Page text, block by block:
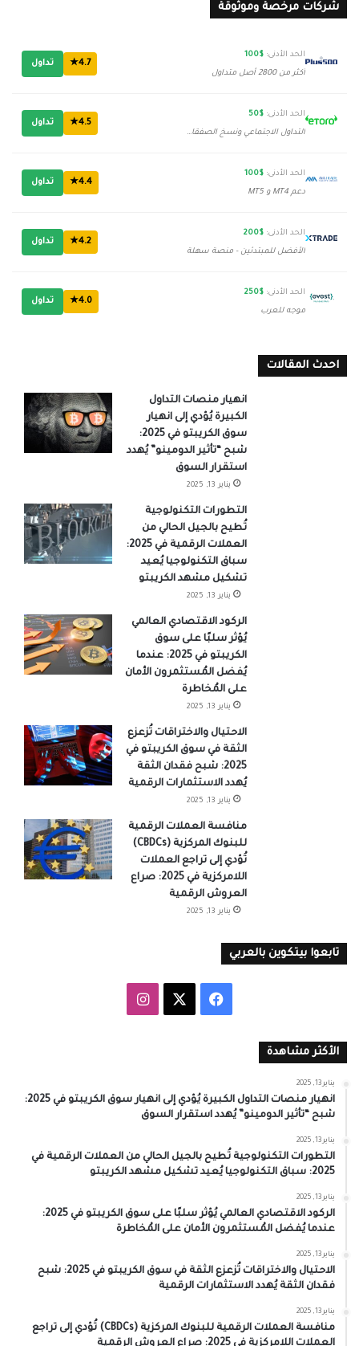
شركات مرخصة وموثوقة
الحد الأدنى: $100
أكثر من 2800 أصل متداول
4.7★ تداول
الحد الأدنى: $50
التداول الاجتماعي ونسخ الصفقات
4.5★ تداول
الحد الأدنى: $100
دعم MT4 و MT5
4.4★ تداول
الحد الأدنى: $200
الأفضل للمبتدئين - منصة سهلة
4.2★ تداول
الحد الأدنى: $250
موجه للعرب
4.0★ تداول
احدث المقالات
انهيار منصات التداول
الكبيرة يُؤدي إلى انهيار
سوق الكريبتو في 2025:
شبح “تأثير الدومينو” يُهدد
استقرار السوق
يناير 13, 2025
التطورات التكنولوجية
تُطيح بالجيل الحالي من
العملات الرقمية في 2025:
سباق التكنولوجيا يُعيد
تشكيل مشهد الكريبتو
يناير 13, 2025
الركود الاقتصادي العالمي
يُؤثر سلبًا على سوق
الكريبتو في 2025: عندما
يُفضل المُستثمرون الأمان
على المُخاطرة
يناير 13, 2025
الاحتيال والاختراقات تُزعزع
الثقة في سوق الكريبتو في
2025: شبح فقدان الثقة
يُهدد الاستثمارات الرقمية
يناير 13, 2025
منافسة العملات الرقمية
للبنوك المركزية (CBDCs)
تُؤدي إلى تراجع العملات
اللامركزية في 2025: صراع
العروش الرقمية
يناير 13, 2025
تابعوا بيتكوين بالعربي
فيسبوك انستقرام
الأكثر مشاهدة
يناير 13, 2025
انهيار منصات التداول الكبيرة يُؤدي إلى انهيار سوق الكريبتو في 2025:
شبح “تأثير الدومينو” يُهدد استقرار السوق
يناير 13, 2025
التطورات التكنولوجية تُطيح بالجيل الحالي من العملات الرقمية في
2025: سباق التكنولوجيا يُعيد تشكيل مشهد الكريبتو
يناير 13, 2025
الركود الاقتصادي العالمي يُؤثر سلبًا على سوق الكريبتو في 2025:
عندما يُفضل المُستثمرون الأمان على المُخاطرة
يناير 13, 2025
الاحتيال والاختراقات تُزعزع الثقة في سوق الكريبتو في 2025: شبح
فقدان الثقة يُهدد الاستثمارات الرقمية
يناير 13, 2025
منافسة العملات الرقمية للبنوك المركزية (CBDCs) تُؤدي إلى تراجع
العملات اللامركزية في 2025: صراع العروش الرقمية